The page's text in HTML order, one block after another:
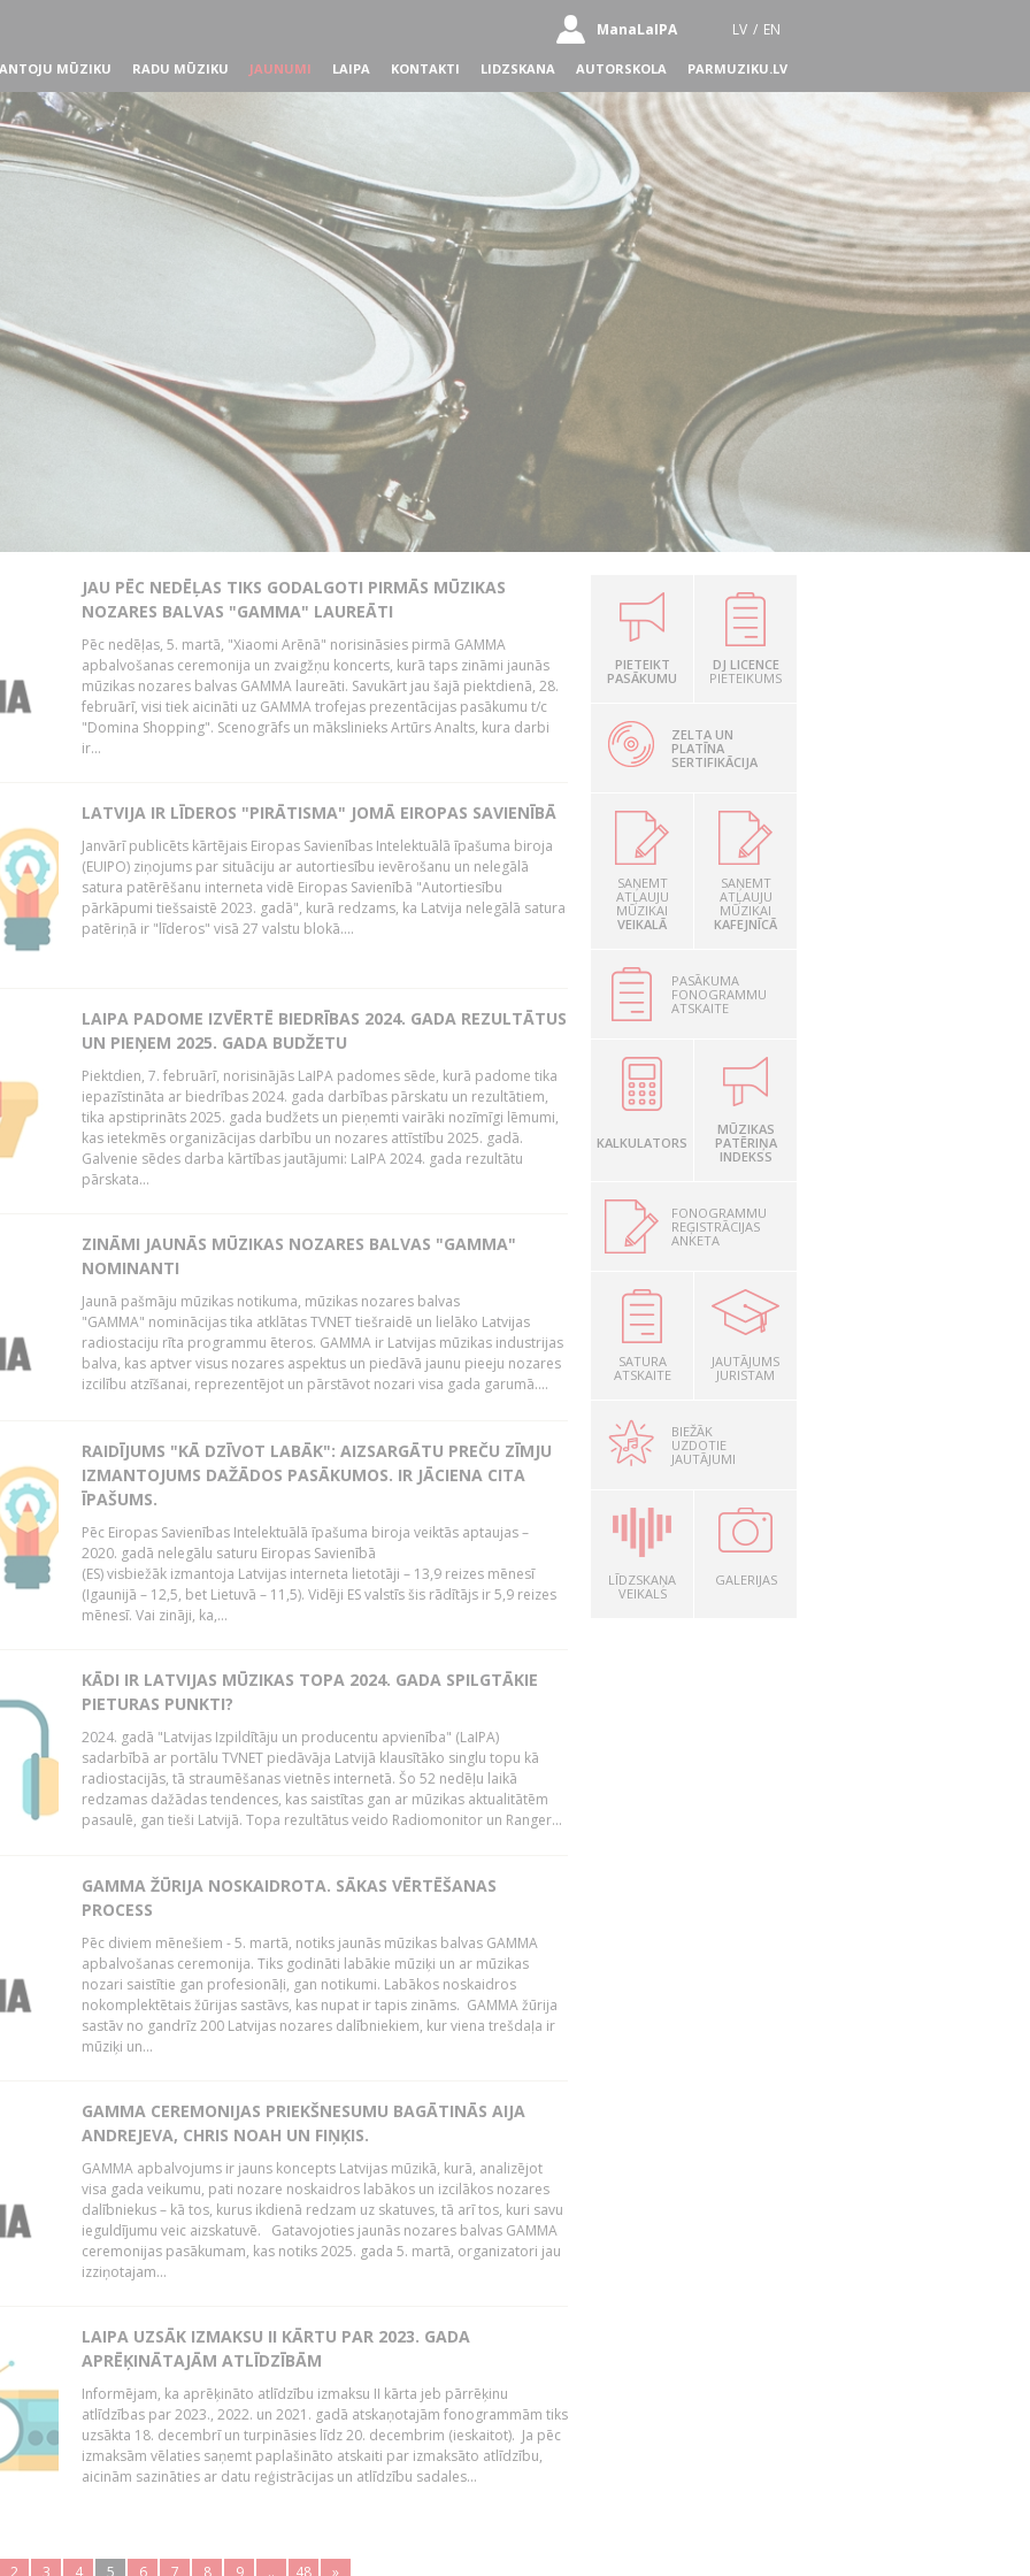
ManaLaIPA LV / EN
MŪZIKU RADU MŪZIKU JAUNUMI LAIPA KONTAKTI LIDZSKANA AUTORSKOLA PARMUZIKU.LV
JAU PĒC NEDĒĻAS TIKS GODALGOTI PIRMĀS MŪZIKAS
NOZARES BALVAS "GAMMA" LAUREĀTI
Pēc nedēļas, 5. martā, "Xiaomi Arēnā" norisināsies pirmā GAMMA
apbalvošanas ceremonija un zvaigžņu koncerts, kurā taps zināmi jaunās
mūzikas nozares balvas GAMMA laureāti. Savukārt jau šajā piektdienā, 28.
februārī, visi tiek aicināti uz GAMMA trofejas prezentācijas pasākumu t/c
"Domina Shopping". Scenogrāfs un mākslinieks Artūrs Analts, kura darbi
ir...
LATVIJA IR LĪDEROS "PIRĀTISMA" JOMĀ EIROPAS SAVIENĪBĀ
Janvārī publicēts kārtējais Eiropas Savienības Intelektuālā īpašuma biroja
(EUIPO) ziņojums par situāciju ar autortiesību ievērošanu un nelegālā
satura patērēšanu interneta vidē Eiropas Savienībā "Autortiesību
pārkāpumi tiešsaistē 2023. gadā", kurā redzams, ka Latvija nelegālā satura
patēriņā ir "līderos" visā 27 valstu blokā....
LAIPA PADOME IZVĒRTĒ BIEDRĪBAS 2024. GADA REZULTĀTUS
UN PIEŅEM 2025. GADA BUDŽETU
Piektdien, 7. februārī, norisinājās LaIPA padomes sēde, kurā padome tika
iepazīstināta ar biedrības 2024. gada darbības pārskatu un rezultātiem,
tika apstiprināts 2025. gada budžets un pieņemti vairāki nozīmīgi lēmumi,
kas ietekmēs organizācijas darbību un nozares attīstību 2025. gadā.
Galvenie sēdes darba kārtības jautājumi: LaIPA 2024. gada rezultātu
pārskata...
ZINĀMI JAUNĀS MŪZIKAS NOZARES BALVAS "GAMMA"
NOMINANTI
Jaunā pašmāju mūzikas notikuma, mūzikas nozares balvas
"GAMMA" nominācijas tika atklātas TVNET tiešraidē un lielāko Latvijas
radiostaciju rīta programmu ēteros. GAMMA ir Latvijas mūzikas industrijas
balva, kas aptver visus nozares aspektus un piedāvā jaunu pieeju nozares
izcilību atzīšanai, reprezentējot un pārstāvot nozari visa gada garumā....
RAIDĪJUMS "KĀ DZĪVOT LABĀK": AIZSARGĀTU PREČU ZĪMJU
IZMANTOJUMS DAŽĀDOS PASĀKUMOS. IR JĀCIENA CITA
ĪPAŠUMS.
Pēc Eiropas Savienības Intelektuālā īpašuma biroja veiktās aptaujas –
2020. gadā nelegālu saturu Eiropas Savienībā
(ES) visbiežāk izmantoja Latvijas interneta lietotāji – 13,9 reizes mēnesī
(Igaunijā – 12,5, bet Lietuvā – 11,5). Vidēji ES valstīs šis rādītājs ir 5,9 reizes
mēnesī. Vai zināji, ka,...
KĀDI IR LATVIJAS MŪZIKAS TOPA 2024. GADA SPILGTĀKIE
PIETURAS PUNKTI?
2024. gadā "Latvijas Izpildītāju un producentu apvienība" (LaIPA)
sadarbībā ar portālu TVNET piedāvāja Latvijā klausītāko singlu topu kā
radiostacijās, tā straumēšanas vietnēs internetā. Šo 52 nedēļu laikā
redzamas dažādas tendences, kas saistītas gan ar mūzikas aktualitātēm
pasaulē, gan tieši Latvijā. Topa rezultātus veido Radiomonitor un Ranger...
GAMMA ŽŪRIJA NOSKAIDROTA. SĀKAS VĒRTĒŠANAS
PROCESS
Pēc diviem mēnešiem - 5. martā, notiks jaunās mūzikas balvas GAMMA
apbalvošanas ceremonija. Tiks godināti labākie mūziķi un ar mūzikas
nozari saistītie gan profesionāļi, gan notikumi. Labākos noskaidros
nokomplektētais žūrijas sastāvs, kas nupat ir tapis zināms. GAMMA žūrija
sastāv no gandrīz 200 Latvijas nozares dalībniekiem, kur viena trešdaļa ir
mūziķi un...
GAMMA CEREMONIJAS PRIEKŠNESUMU BAGĀTINĀS AIJA
ANDREJEVA, CHRIS NOAH UN FIŅĶIS.
GAMMA apbalvojums ir jauns koncepts Latvijas mūzikā, kurā, analizējot
visa gada veikumu, pati nozare noskaidros labākos un izcilākos nozares
dalībniekus – kā tos, kurus ikdienā redzam uz skatuves, tā arī tos, kuri savu
ieguldījumu veic aizskatuvē. Gatavojoties jaunās nozares balvas GAMMA
ceremonijas pasākumam, kas notiks 2025. gada 5. martā, organizatori jau
izziņotajam...
LAIPA UZSĀK IZMAKSU II KĀRTU PAR 2023. GADA
APRĒĶINĀTAJĀM ATLĪDZĪBĀM
Informējam, ka aprēķināto atlīdzību izmaksu II kārta jeb pārrēķinu
atlīdzības par 2023., 2022. un 2021. gadā atskaņotajām fonogrammām tiks
uzsākta 18. decembrī un turpināsies līdz 20. decembrim (ieskaitot). Ja pēc
izmaksām vēlaties saņemt paplašināto atskaiti par izmaksāto atlīdzību,
aicinām sazināties ar datu reģistrācijas un atlīdzību sadales...
2 3 4 5 6 7 8 9 .. 48 »
PIETEIKT
PASĀKUMU
DJ LICENCE
PIETEIKUMS
ZELTA UN
PLATĪNA
SERTIFIKĀCIJA
SAŅEMT
ATĻAUJU
MŪZIKAI
VEIKALĀ
SAŅEMT
ATĻAUJU
MŪZIKAI
KAFEJNĪCĀ
PASĀKUMA
FONOGRAMMU
ATSKAITE
KALKULATORS
MŪZIKAS
PATĒRIŅA
INDEKSS
FONOGRAMMU
REĢISTRĀCIJAS
ANKETA
SATURA
ATSKAITE
JAUTĀJUMS
JURISTAM
BIEŽĀK
UZDOTIE
JAUTĀJUMI
LĪDZSKAŅA
VEIKALS
GALERIJAS